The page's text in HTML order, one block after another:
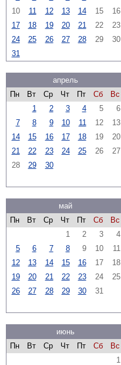
10
11 12 13 14 15
16
17
18 19 20 21 22
23
24
25 26 27 28 29
30
31
апрель
Пн
Вт Ср Чт Пт Сб
Вс
1
2 3 4 5
6
7
8 9 10 11 12
13
14
15 16 17 18 19
20
21
22 23 24 25 26
27
28
29 30
май
Пн
Вт Ср Чт Пт Сб
Вс
1
2 3
4
5
6 7 8 9 10
11
12
13 14 15 16 17
18
19
20 21 22 23 24
25
26
27 28 29 30 31
июнь
Пн
Вт Ср Чт Пт Сб
Вс
1